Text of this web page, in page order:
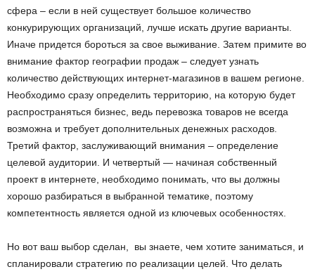
сфера – если в ней существует большое количество
конкурирующих организаций, лучше искать другие варианты.
Иначе придется бороться за свое выживание. Затем примите во
внимание фактор географии продаж – следует узнать
количество действующих интернет-магазинов в вашем регионе.
Необходимо сразу определить территорию, на которую будет
распространяться бизнес, ведь перевозка товаров не всегда
возможна и требует дополнительных денежных расходов.
Третий фактор, заслуживающий внимания – определение
целевой аудитории. И четвертый — начиная собственный
проект в интернете, необходимо понимать, что вы должны
хорошо разбираться в выбранной тематике, поэтому
компетентность является одной из ключевых особенностях.
Но вот ваш выбор сделан, вы знаете, чем хотите заниматься, и
спланировали стратегию по реализации целей. Что делать